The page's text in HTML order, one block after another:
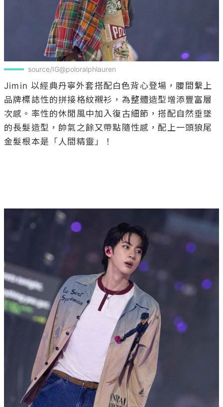
source/IG@poloralphlauren
Jimin 以經典丹寧外套搭配白色背心登場，腰間繫上
品牌標誌性的拼接格紋襯衫，為整體造型增添豐富層
次感。率性的休閒風中加入復古細節，搭配自然垂墜
的長髮造型，帥氣之餘又帶點隨性感，配上一頭狼尾
金髮根本是「人間精靈」！